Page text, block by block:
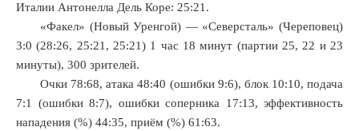
Италии Антонелла Дель Коре: 25:21.
«Факел» (Новый Уренгой) — «Северсталь» (Череповец)
3:0 (28:26, 25:21, 25:21) 1 час 18 минут (партии 25, 22 и 23
минуты), 300 зрителей.
Очки 78:68, атака 48:40 (ошибки 9:6), блок 10:10, подача
7:1 (ошибки 8:7), ошибки соперника 17:13, эффективность
нападения (%) 44:35, приём (%) 61:63.